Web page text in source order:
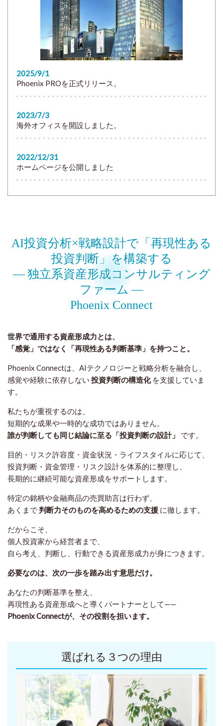
2025/9/1
Phoenix PROを正式リリース。
2023/7/3
海外オフィスを開設しました。
2022/12/31
ホームページを公開しました
AI投資分析×戦略設計で「再現性ある
投資判断」を構築する
― 独立系資産形成コンサルティング
ファーム ―
Phoenix Connect
世界で通用する資産形成力とは、
「感覚」ではなく「再現性ある判断基準」を持つこと。
Phoenix Connectは、AIテクノロジーと戦略分析を融合し、
感覚や経験に依存しない 投資判断の構造化 を支援していま
す。
私たちが重視するのは、
短期的な成果や一時的な成功ではありません。
誰が判断しても同じ結論に至る「投資判断の設計」
です。
目的・リスク許容度・資金状況・ライフスタイルに応じて、
投資判断・資金管理・リスク設計を体系的に整理し、
長期的に継続可能な資産形成をサポートします。
特定の銘柄や金融商品の売買助言は行わず、
あくまで 判断力そのものを高めるための支援 に徹します。
だからこそ、
個人投資家から経営者まで、
自ら考え、判断し、行動できる資産形成力が身につきます。
必要なのは、次の一歩を踏み出す意思だけ。
あなたの判断基準を整え、
再現性ある資産形成へと導くパートナーとして——
Phoenix Connectが、その役割を担います。
選ばれる ３ つの理由